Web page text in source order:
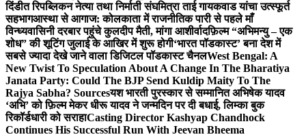
दिंडीत रिपब्लिकन नेत्या तथा निर्माती संघमित्रा ताई गायकवाड यांचा उत्स्फूर्त
सहभागआस्था से आगाज: कोलकाता में राजनीतिक पारी से पहले माँ
विन्ध्यवासिनी दरबार पहुंचे कुलदीप मैती, मांगा आशीर्वादफ़िल्म “अभिमन्यु – एक
शोध” की शूटिंग जुलाई के आखिर में शुरू होगी‘भारत पॉडकास्ट’ बना देश में
सबसे ज्यादा देखे जाने वाला डिजिटल पॉडकास्ट चैनलWest Bengal: A
New Twist To Speculation About A Change In The Bharatiya
Janata Party: Could The BJP Send Kuldip Maity To The
Rajya Sabha? Sourcesयश भारती पुरस्कार से सम्मानित अभिषेक यादव
‘अभि’ को फ़िल्म मेकर धीरू यादव ने जन्मदिन पर दी बधाई, लिम्का बुक
रिकॉर्डधारी को सराहाCasting Director Kashyap Chandhock
Continues His Successful Run With Jeevan Bheema